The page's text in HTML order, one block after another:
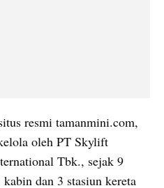
resmi tamanmini.com,
oleh PT Skylift
Tbk., sejak 9
dan 3 stasiun kereta